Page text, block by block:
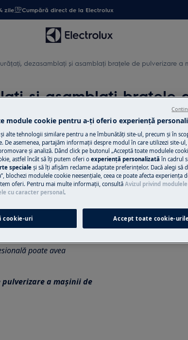
zile Cumpără direct de la Electrolux
dezasamblați și asamblați brațele de pulverizare a
și asamblați brațele
și deconectați ștecherul de
grele este necesar să le
poate avea
a mașinii de
module cookie pentru a-ţi oferi o experienţă
alte tehnologii similare pentru a ne îmbunătăţi site-ul, precum și în
De asemenea, partajăm informaţii despre modul în care utilizezi site-
și analiză. Dând click pe butonul „Acceptă toate modulele
astfel încât să îţi putem oferi oexperienţă personalizată în cadrul
speciale și să îţi afișăm reclame adaptate preferinţelor. Dacă alegi să
blochezi modulele cookie neesenţiale, ceea ce poate afecta experienţa
oferi. Pentru mai multe informaţii, consultăAvizul privind
cu caracter personal .
cookie-uri Accept toate cookie-